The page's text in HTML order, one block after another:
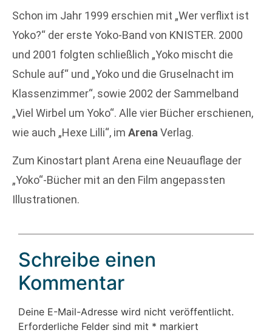
Schon im Jahr 1999 erschien mit „Wer verflixt ist
Yoko?“ der erste Yoko-Band von KNISTER. 2000
und 2001 folgten schließlich „Yoko mischt die
Schule auf“ und „Yoko und die Gruselnacht im
Klassenzimmer“, sowie 2002 der Sammelband
„Viel Wirbel um Yoko“. Alle vier Bücher erschienen,
wie auch „Hexe Lilli“, im Arena Verlag.
Zum Kinostart plant Arena eine Neuauflage der
„Yoko“-Bücher mit an den Film angepassten
Illustrationen.
Schreibe einen
Kommentar
Deine E-Mail-Adresse wird nicht veröffentlicht.
Erforderliche Felder sind mit * markiert